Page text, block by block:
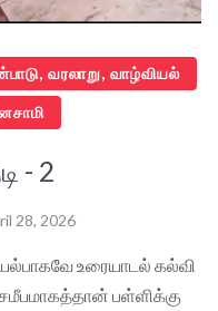
வரலாறு, வாழ்வியல்
- 2
28, 2026
உரையாடல் கல்வி
சமீபமாகத்தான் பள்ளிக்கு